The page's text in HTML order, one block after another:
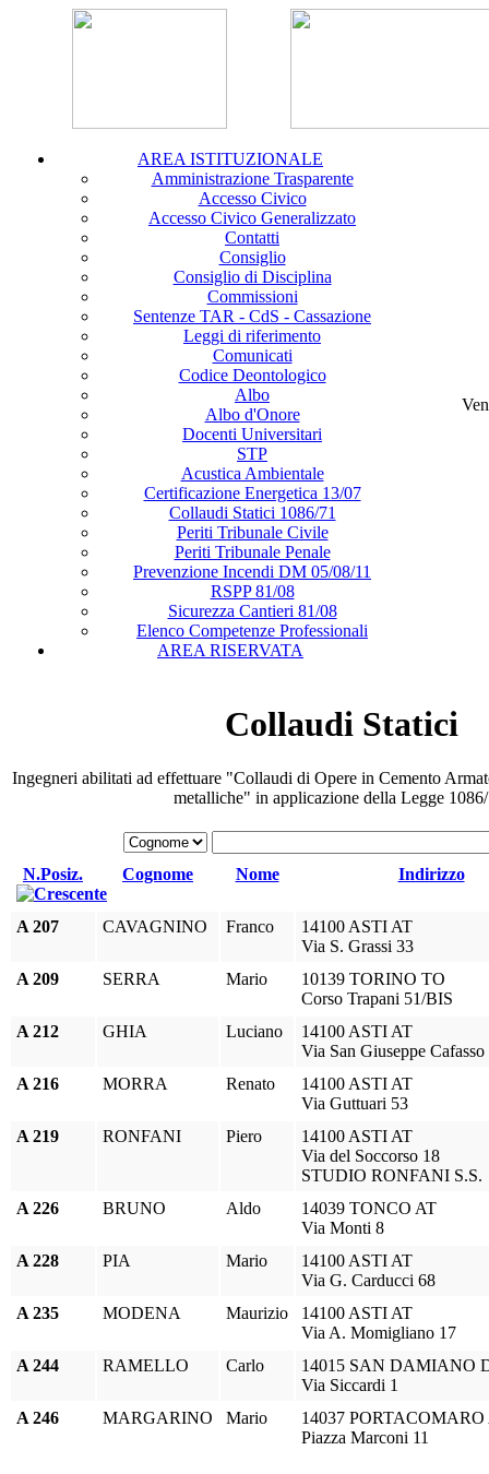
AREA ISTITUZIONALE
Amministrazione Trasparente
Accesso Civico
Accesso Civico Generalizzato
Contatti
Consiglio
Consiglio di Disciplina
Commissioni
Sentenze TAR - CdS - Cassazione
Leggi di riferimento
Comunicati
Codice Deontologico
Albo
Albo d'Onore
Docenti Universitari
STP
Acustica Ambientale
Certificazione Energetica 13/07
Collaudi Statici 1086/71
Periti Tribunale Civile
Periti Tribunale Penale
Prevenzione Incendi DM 05/08/11
RSPP 81/08
Sicurezza Cantieri 81/08
Elenco Competenze Professionali
AREA RISERVATA
Collaudi Statici
Ingegneri abilitati ad effettuare "Collaudi di Opere in Cemento
metalliche" in applicazione della Legge
N.Posiz. Cognome Nome Indirizzo
A 207 CAVAGNINO Franco
14100 ASTI AT
Via S. Grassi 33
A 209
SERRA Mario
10139 TORINO TO
Corso Trapani 51/BIS
A 212
GHIA Luciano
14100 ASTI AT
Via San Giuseppe Cafasso
A 216
MORRA Renato
14100 ASTI AT
Via Guttuari 53
A 219
RONFANI Piero
14100 ASTI AT
Via del Soccorso 18
STUDIO RONFANI S.S.
A 226
BRUNO Aldo
14039 TONCO AT
Via Monti 8
A 228
PIA Mario
14100 ASTI AT
Via G. Carducci 68
A 235
MODENA Maurizio
14100 ASTI AT
Via A. Momigliano 17
A 244
RAMELLO Carlo
14015 SAN DAMIANO
Via Siccardi 1
A 246
MARGARINO Mario
14037 PORTACOMARO
Piazza Marconi 11